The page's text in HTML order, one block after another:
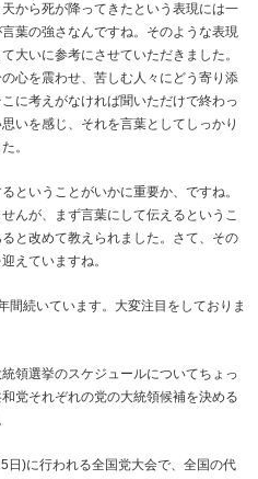
から死が降ってきたという表現には一
葉の強さなんですね。そのような表現
大いに参考にさせていただきました。
心を震わせ、苦しむ人々にどう寄り添
に考えがなければ聞いただけで終わっ
いを感じ、それを言葉としてしっかり
。
ということがいかに重要か、ですね。
んが、まず言葉にして伝えるというこ
と改めて教えられました。さて、その
えていますね。
間続いています。大変注目をしておりま
領選挙のスケジュールについてちょっ
党それぞれの党の大統領候補を決める
日)に行われる全国党大会で、全国の代